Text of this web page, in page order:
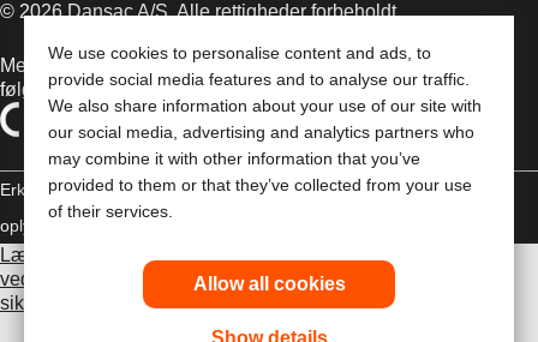
We use cookies to personalise content and ads, to
provide social media features and to analyse our traffic.
We also share information about your use of our site with
our social media, advertising and analytics partners who
may combine it with other information that you’ve
provided to them or that they’ve collected from your use
of their services.
Allow all cookies
Show details
© 2026 Dansac A/S. Alle rettigheder forbeholdt.
Medicinsk udstyr, der sælges i EU, er mærket med et af
følgende symboler
Erklæring om copyright Politik til beskyttelse af personlige
oplysninger
Læs venligst brugsvejledningen inden brug for information
vedrørende brug, kontraindikationer, advarsler,
sikkerhedsforanstaltninger og instruktioner.